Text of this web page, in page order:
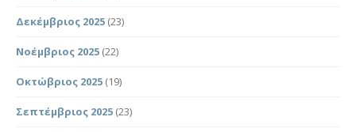
Δεκέμβριος 2025 (23)
Νοέμβριος 2025 (22)
Οκτώβριος 2025 (19)
Σεπτέμβριος 2025 (23)